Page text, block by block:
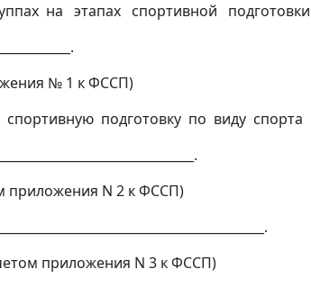
на этапах спортивной подготовки
№ 1 к ФССП)
подготовку по виду спорта
N 2 к ФССП)
N 3 к ФССП)